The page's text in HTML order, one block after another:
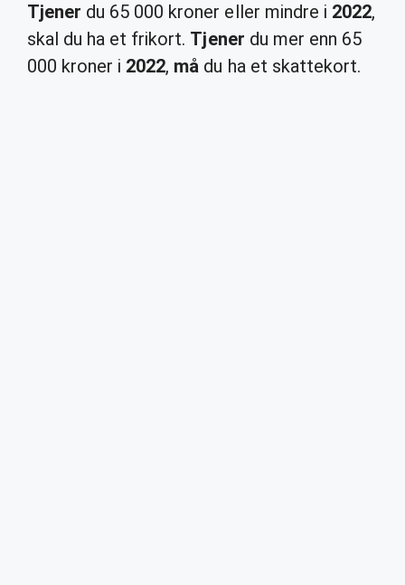
Tjener du 65 000 kroner eller mindre i 2022,
skal du ha et frikort. Tjener du mer enn 65
000 kroner i 2022, må du ha et skattekort.